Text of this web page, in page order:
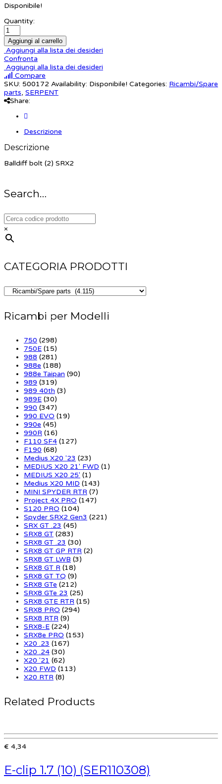
Disponibile!
Quantity:
Aggiungi al carrello
Aggiungi alla lista dei desideri
Confronta
Aggiungi alla lista dei desideri
Compare
SKU: 500172 Availability: Disponibile! Categories: Ricambi/Spare
parts, SERPENT
Share:
Descrizione
Descrizione
Balldiff bolt (2) SRX2
Search…
×
CATEGORIA PRODOTTI
Ricambi per Modelli
750 (298)
750E (15)
988 (281)
988e (188)
988e Taipan (90)
989 (319)
989 40th (3)
989E (30)
990 (347)
990 EVO (19)
990e (45)
990R (16)
F110 SF4 (127)
F190 (68)
Medius X20 '23 (23)
MEDIUS X20 21' FWD (1)
MEDIUS X20 25' (1)
Medius X20 MID (143)
MINI SPYDER RTR (7)
Project 4X PRO (147)
S120 PRO (104)
Spyder SRX2 Gen3 (221)
SRX GT .23 (45)
SRX8 GT (283)
SRX8 GT .23 (30)
SRX8 GT GP RTR (2)
SRX8 GT LWB (3)
SRX8 GT R (18)
SRX8 GT TQ (9)
SRX8 GTe (212)
SRX8 GTe 23 (25)
SRX8 GTE RTR (15)
SRX8 PRO (294)
SRX8 RTR (9)
SRX8-E (224)
SRX8e PRO (153)
X20 .23 (167)
X20 .24 (30)
X20 '21 (62)
X20 FWD (113)
X20 RTR (8)
Related Products
€ 4,34
E-clip 1.7 (10) (SER110308)